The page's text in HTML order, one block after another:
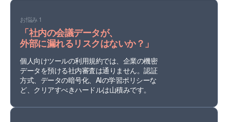
お悩み 1
「社内の会議データが、
外部に漏れるリスクはないか？」
個人向けツールの利用規約では、企業の機密
データを預ける社内審査は通りません。認証
方式、データの暗号化、AIの学習ポリシーな
ど、クリアすべきハードルは山積みです。